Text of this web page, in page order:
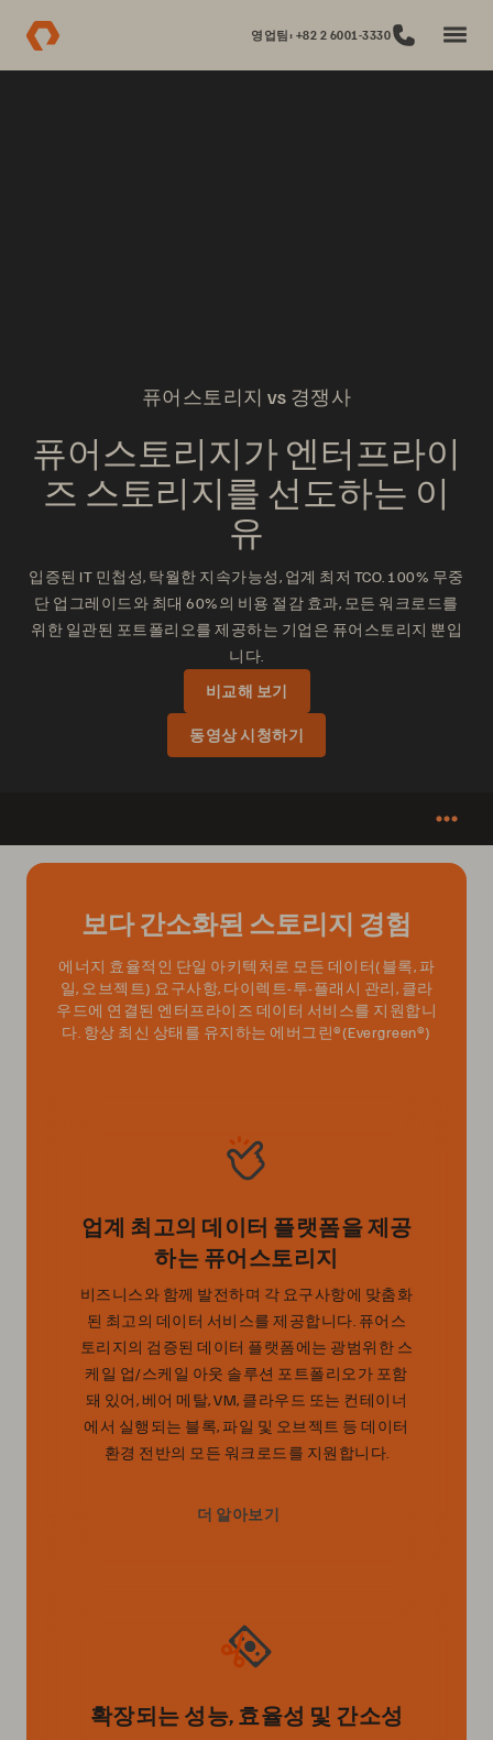
영업팀: +82 2 6001-3330
퓨어스토리지 vs 경쟁사
퓨어스토리지가 엔터프라이
즈 스토리지를 선도하는 이
유
입증된 IT 민첩성, 탁월한 지속가능성, 업계 최저 TCO. 100% 무중
단 업그레이드와 최대 60%의 비용 절감 효과, 모든 워크로드를
위한 일관된 포트폴리오를 제공하는 기업은 퓨어스토리지 뿐입
니다.
비교해 보기
동영상 시청하기
보다 간소화된 스토리지 경험
에너지 효율적인 단일 아키텍처로 모든 데이터(블록, 파
일, 오브젝트) 요구사항, 다이렉트-투-플래시 관리, 클라
우드에 연결된 엔터프라이즈 데이터 서비스를 지원합니
다. 항상 최신 상태를 유지하는 에버그린®(Evergreen®)
업계 최고의 데이터 플랫폼을 제공
하는 퓨어스토리지
비즈니스와 함께 발전하며 각 요구사항에 맞춤화
된 최고의 데이터 서비스를 제공합니다. 퓨어스
토리지의 검증된 데이터 플랫폼에는 광범위한 스
케일 업/스케일 아웃 솔루션 포트폴리오가 포함
돼 있어, 베어 메탈, VM, 클라우드 또는 컨테이너
에서 실행되는 블록, 파일 및 오브젝트 등 데이터
환경 전반의 모든 워크로드를 지원합니다.
더 알아보기
확장되는 성능, 효율성 및 간소성